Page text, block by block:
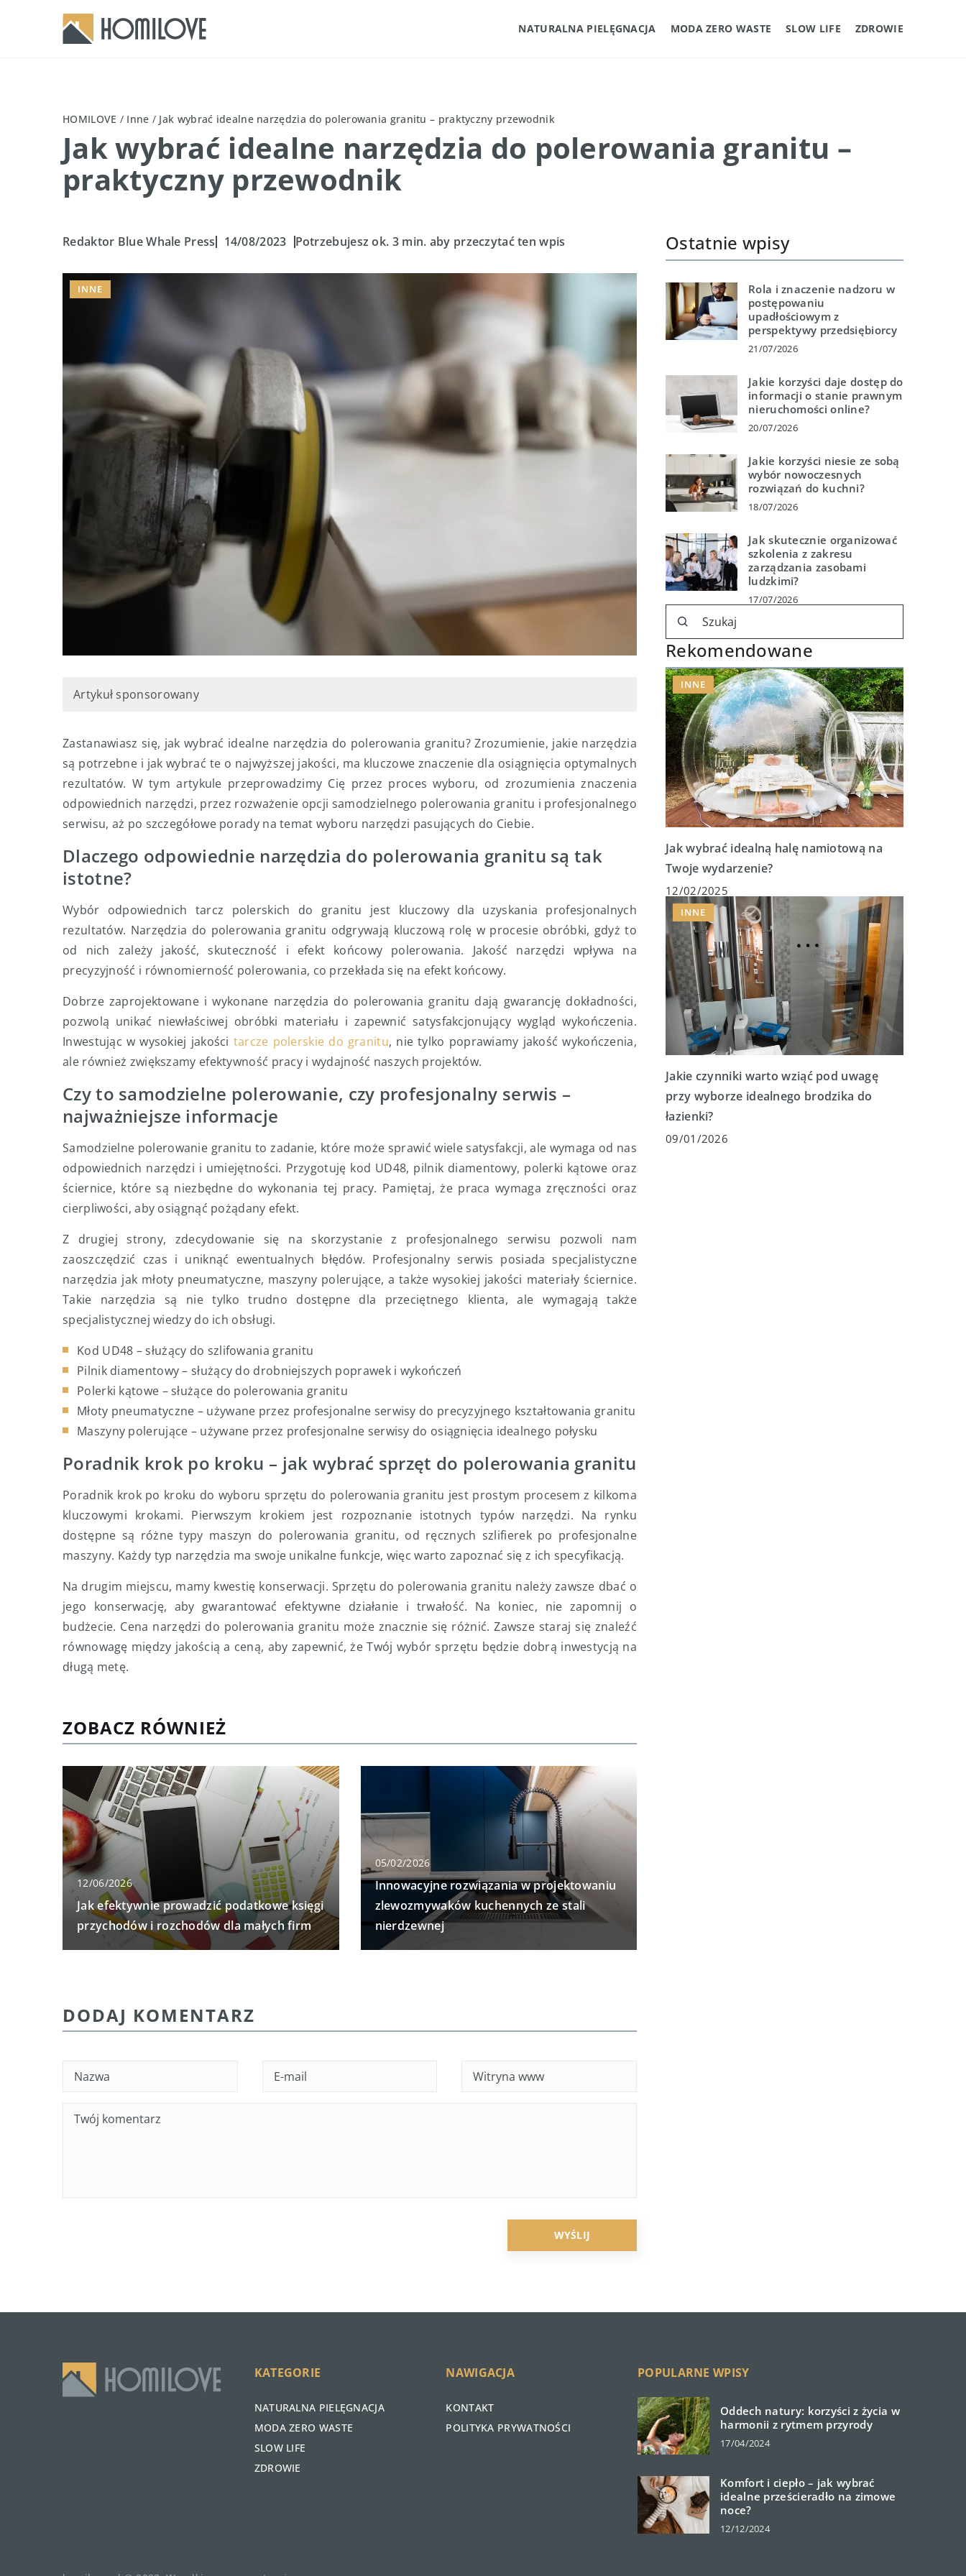
NATURALNA PIELĘGNACJA MODA ZERO WASTE SLOW LIFE ZDROWIE
HOMILOVE / Inne / Jak wybrać idealne narzędzia do polerowania granitu – praktyczny przewodnik
Jak wybrać idealne narzędzia do polerowania granitu –
praktyczny przewodnik
Redaktor Blue Whale Press 14/08/2023 Potrzebujesz ok. 3 min. aby przeczytać ten wpis
INNE
Artykuł sponsorowany
Zastanawiasz się, jak wybrać idealne narzędzia do polerowania granitu? Zrozumienie, jakie narzędzia
są potrzebne i jak wybrać te o najwyższej jakości, ma kluczowe znaczenie dla osiągnięcia optymalnych
rezultatów. W tym artykule przeprowadzimy Cię przez proces wyboru, od zrozumienia znaczenia
odpowiednich narzędzi, przez rozważenie opcji samodzielnego polerowania granitu i profesjonalnego
serwisu, aż po szczegółowe porady na temat wyboru narzędzi pasujących do Ciebie.
Dlaczego odpowiednie narzędzia do polerowania granitu są tak
istotne?
Wybór odpowiednich tarcz polerskich do granitu jest kluczowy dla uzyskania profesjonalnych
rezultatów. Narzędzia do polerowania granitu odgrywają kluczową rolę w procesie obróbki, gdyż to
od nich zależy jakość, skuteczność i efekt końcowy polerowania. Jakość narzędzi wpływa na
precyzyjność i równomierność polerowania, co przekłada się na efekt końcowy.
Dobrze zaprojektowane i wykonane narzędzia do polerowania granitu dają gwarancję dokładności,
pozwolą unikać niewłaściwej obróbki materiału i zapewnić satysfakcjonujący wygląd wykończenia.
Inwestując w wysokiej jakości tarcze polerskie do granitu, nie tylko poprawiamy jakość wykończenia,
ale również zwiększamy efektywność pracy i wydajność naszych projektów.
Czy to samodzielne polerowanie, czy profesjonalny serwis –
najważniejsze informacje
Samodzielne polerowanie granitu to zadanie, które może sprawić wiele satysfakcji, ale wymaga od nas
odpowiednich narzędzi i umiejętności. Przygotuję kod UD48, pilnik diamentowy, polerki kątowe oraz
ściernice, które są niezbędne do wykonania tej pracy. Pamiętaj, że praca wymaga zręczności oraz
cierpliwości, aby osiągnąć pożądany efekt.
Z drugiej strony, zdecydowanie się na skorzystanie z profesjonalnego serwisu pozwoli nam
zaoszczędzić czas i uniknąć ewentualnych błędów. Profesjonalny serwis posiada specjalistyczne
narzędzia jak młoty pneumatyczne, maszyny polerujące, a także wysokiej jakości materiały ściernice.
Takie narzędzia są nie tylko trudno dostępne dla przeciętnego klienta, ale wymagają także
specjalistycznej wiedzy do ich obsługi.
Kod UD48 – służący do szlifowania granitu
Pilnik diamentowy – służący do drobniejszych poprawek i wykończeń
Polerki kątowe – służące do polerowania granitu
Młoty pneumatyczne – używane przez profesjonalne serwisy do precyzyjnego kształtowania granitu
Maszyny polerujące – używane przez profesjonalne serwisy do osiągnięcia idealnego połysku
Poradnik krok po kroku – jak wybrać sprzęt do polerowania granitu
Poradnik krok po kroku do wyboru sprzętu do polerowania granitu jest prostym procesem z kilkoma
kluczowymi krokami. Pierwszym krokiem jest rozpoznanie istotnych typów narzędzi. Na rynku
dostępne są różne typy maszyn do polerowania granitu, od ręcznych szlifierek po profesjonalne
maszyny. Każdy typ narzędzia ma swoje unikalne funkcje, więc warto zapoznać się z ich specyfikacją.
Na drugim miejscu, mamy kwestię konserwacji. Sprzętu do polerowania granitu należy zawsze dbać o
jego konserwację, aby gwarantować efektywne działanie i trwałość. Na koniec, nie zapomnij o
budżecie. Cena narzędzi do polerowania granitu może znacznie się różnić. Zawsze staraj się znaleźć
równowagę między jakością a ceną, aby zapewnić, że Twój wybór sprzętu będzie dobrą inwestycją na
długą metę.
ZOBACZ RÓWNIEŻ
12/06/2026
Jak efektywnie prowadzić podatkowe księgi
przychodów i rozchodów dla małych firm
05/02/2026
Innowacyjne rozwiązania w projektowaniu
zlewozmywaków kuchennych ze stali
nierdzewnej
Ostatnie wpisy
Rola i znaczenie nadzoru w
postępowaniu
upadłościowym z
perspektywy przedsiębiorcy
21/07/2026
Jakie korzyści daje dostęp do
informacji o stanie prawnym
nieruchomości online?
20/07/2026
Jakie korzyści niesie ze sobą
wybór nowoczesnych
rozwiązań do kuchni?
18/07/2026
Jak skutecznie organizować
szkolenia z zakresu
zarządzania zasobami
ludzkimi?
17/07/2026
Rekomendowane
INNE
Jak wybrać idealną halę namiotową na
Twoje wydarzenie?
12/02/2025
INNE
Jakie czynniki warto wziąć pod uwagę
przy wyborze idealnego brodzika do
łazienki?
09/01/2026
DODAJ KOMENTARZ
KATEGORIE
NATURALNA PIELĘGNACJA
MODA ZERO WASTE
SLOW LIFE
ZDROWIE
NAWIGACJA
KONTAKT
POLITYKA PRYWATNOŚCI
POPULARNE WPISY
Oddech natury: korzyści z życia w
harmonii z rytmem przyrody
17/04/2024
Komfort i ciepło – jak wybrać
idealne prześcieradło na zimowe
noce?
12/12/2024